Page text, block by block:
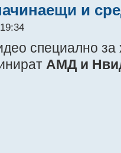
и
специално за
АМД и